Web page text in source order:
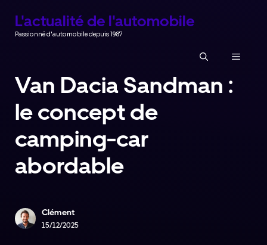
L'actualité de l'automobile
Passionné d'automobile depuis 1987
MENU
Van Dacia Sandman :
le concept de
camping-car
abordable
Clément
15/12/2025